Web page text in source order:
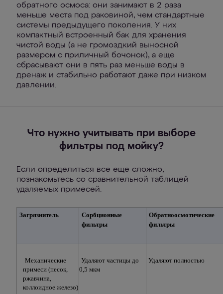
обратного осмоса: они занимают в 2 раза
меньше места под раковиной, чем стандартные
системы предыдущего поколения. У них
компактный встроенный бак для хранения
чистой воды (а не громоздкий выносной
размером с приличный бочонок), а еще
сбрасывают они в пять раз меньше воды в
дренаж и стабильно работают даже при низком
давлении.
Что нужно учитывать при выборе
фильтры под мойку?
Если определиться все еще сложно,
познакомьтесь со сравнительной таблицей
удаляемых примесей.
Загрязнитель
Сорбционные
фильтры
Обратноосмотические
фильтры
Механические
примеси (песок,
ржавчина,
коллоидное железо)
Удаляют частицы до
0,5 мкм
Удаляют полностью